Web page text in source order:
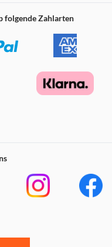
folgende Zahlarten